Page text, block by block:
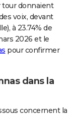
tour donnaient
voix, devant
à 23.74% de
2026 et le
pour confirmer
dans la
concernent la